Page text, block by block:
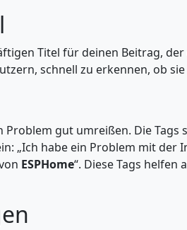
Titel für deinen Beitrag,
schnell zu erkennen, ob
Problem gut umreißen. Die Tags
„Ich habe ein Problem mit
ESPHome“. Diese Tags